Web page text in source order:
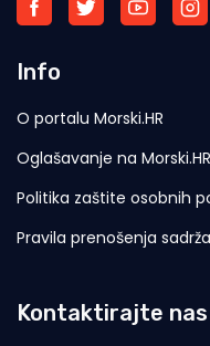
Info
O portalu Morski.HR
Oglašavanje na Morski.HR
Politika zaštite osobnih
Pravila prenošenja
Kontaktirajte nas